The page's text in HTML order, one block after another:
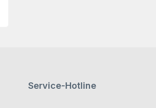
Service-Hotline